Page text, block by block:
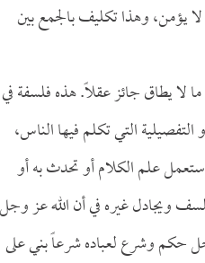
لا يؤمن، وهذا تكليف بالجمع بين
لا يطاق جائز عقلاً. هذه فلسفة في
التي تكلم فيها الناس،
علم الكلام أو تحدث به أو
ويجادل غيره في أن الله عز وجل
حكم وشرع لعباده شرعاً بني على